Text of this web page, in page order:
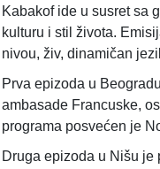
Kabakof ide u susret sa
kulturu i stil života.
nivou, živ, dinamičan
Prva epizoda u
ambasade Francuske,
programa posvećen je
Druga epizoda u Nišu je